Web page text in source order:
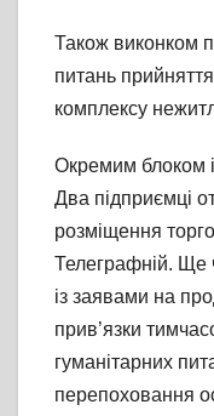
Також виконком
питань
комплексу
Окремим блоком
Два підприємці
розміщення
Телеграфній. Ще
із заявами на
прив’язки
гуманітарних
перепоховання